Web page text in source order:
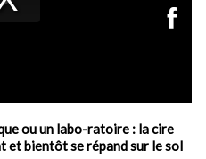
et bientôt se répand sur le sol